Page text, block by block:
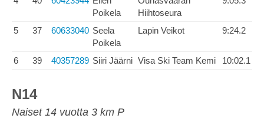
Poikela
Hiihtoseura
5 37 60633040 Seela
Poikela
Lapin Veikot 9:24.2
6 39 40357289 Siiri Jäärni Visa Ski Team Kemi 10:02.1
N14
Naiset 14 vuotta 3 km P